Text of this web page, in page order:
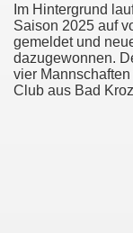
Im Hintergrund
Saison 2025 auf
gemeldet und
dazugewonnen.
vier
Club aus Bad